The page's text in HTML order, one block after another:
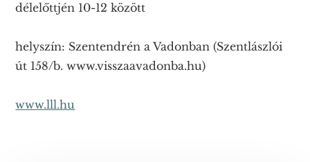
délelőttjén 10-12 között
helyszín: Szentendrén a Vadonban (Szentlászlói
út 158/b. www.visszaavadonba.hu)
www.lll.hu